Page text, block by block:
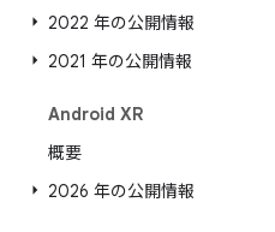
2022 年の公開情報
2021 年の公開情報
Android XR
概要
2026 年の公開情報